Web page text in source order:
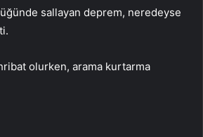
sallayan deprem, neredeyse
olurken, arama kurtarma